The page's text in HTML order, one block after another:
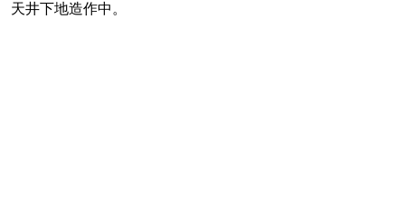
天井下地造作中。